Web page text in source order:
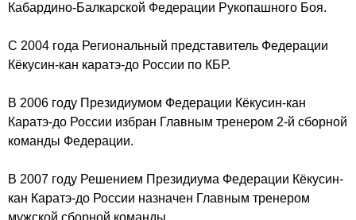
Кабардино-Балкарской Федерации Рукопашного Боя.
С 2004 года Региональный представитель Федерации
Кёкусин-кан каратэ-до России по КБР.
В 2006 году Президиумом Федерации Кёкусин-кан
Каратэ-до России избран Главным тренером 2-й сборной
команды Федерации.
В 2007 году Решением Президиума Федерации Кёкусин-
кан Каратэ-до России назначен Главным тренером